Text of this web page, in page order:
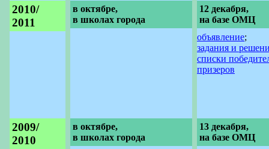
2010/
2011
в октябре,
в школах города
12 декабря,
на базе ОМЦ
объявление;
задания и
списки
призеров
2009/
2010
в октябре,
в школах города
13 декабря,
на базе ОМЦ